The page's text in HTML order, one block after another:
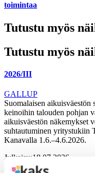
toimintaa
Tutustu myös
Tutustu myös
2026/III
GALLUP
Suomalaisen aikuisväestön
keinoihin talouden pohjan
aikuisväestön näkemykset
suhtautuminen yritystukiin
Kanavalla 1.6.–4.6.2026.
Julkaisu:18.07.2026